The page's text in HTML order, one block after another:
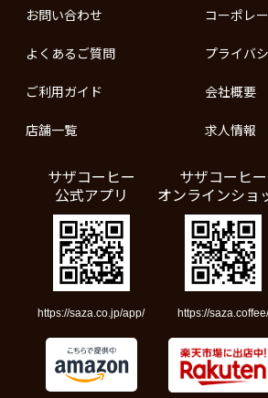
お問い合わせ
よくあるご質問
ご利用ガイド
店舗一覧
コーポレ
プライバ
会社概要
求人情報
サザコーヒー
公式アプリ
https://saza.co.jp/app/
サザコーヒー
オンラインショ
https://saza.coffee/